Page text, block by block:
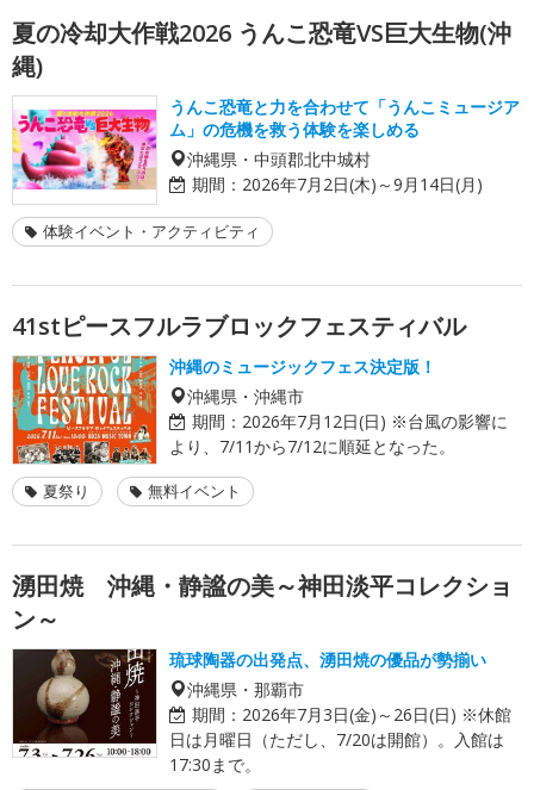
夏の冷却大作戦2026 うんこ恐竜VS巨大生物(沖
縄)
うんこ恐竜と力を合わせて「うんこミュージア
ム」の危機を救う体験を楽しめる
沖縄県・中頭郡北中城村
期間： 2026年7月2日(木)～9月14日(月)
体験イベント・アクティビティ
41stピースフルラブロックフェスティバル
沖縄のミュージックフェス決定版！
沖縄県・沖縄市
期間： 2026年7月12日(日) ※台風の影響に
より、7/11から7/12に順延となった。
夏祭り 無料イベント
湧田焼 沖縄・静謐の美～神田淡平コレクショ
ン～
琉球陶器の出発点、湧田焼の優品が勢揃い
沖縄県・那覇市
期間： 2026年7月3日(金)～26日(日) ※休館
日は月曜日（ただし、7/20は開館）。入館は
17:30まで。